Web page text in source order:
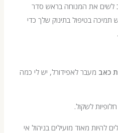
המנוחה בראש סדר
בתינוק שלך כדי
לאפידורל, יש לי כמה
מועילים בניהול אי